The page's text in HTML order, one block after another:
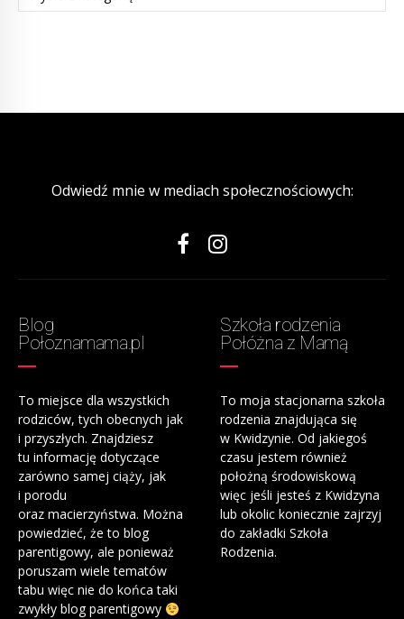
Odwiedź mnie w mediach społecznościowych:
Blog
Połoznamama.pl
To miejsce dla wszystkich
rodziców, tych obecnych jak
i przyszłych. Znajdziesz
tu informację dotyczące
zarówno samej ciąży, jak
i porodu
oraz macierzyństwa. Można
powiedzieć, że to blog
parentigowy, ale ponieważ
poruszam wiele tematów
tabu więc nie do końca taki
zwykły blog parentigowy
Szkoła rodzenia
Połóżna z Mamą
To moja stacjonarna szkoła
rodzenia znajdująca się
w Kwidzynie. Od jakiegoś
czasu jestem również
położną środowiskową
więc jeśli jesteś z Kwidzyna
lub okolic koniecznie zajrzyj
do zakładki Szkoła
Rodzenia.